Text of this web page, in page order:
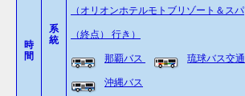
時
間
系
統
（オリオンホテルモトブリゾート＆スパ
（終点） 行き）
那覇バス 琉球バス交通
沖縄バス